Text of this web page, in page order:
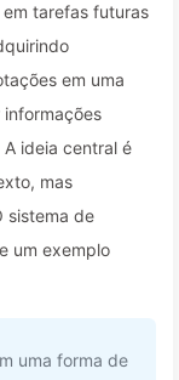
tarefas futuras
em uma
informações
ideia central é
mas
sistema de
um exemplo
uma forma de